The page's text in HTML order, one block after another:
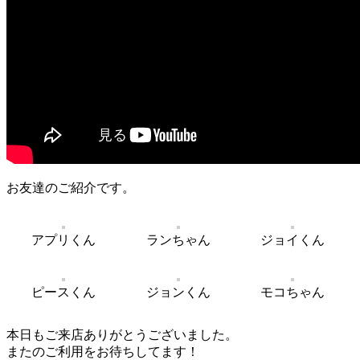
お友達のご紹介です。
アプリくん ランちゃん ジョイくん
ピースくん ジョンくん モコちゃん
本日もご来店ありがとうございました。
またのご利用をお待ちしてます！